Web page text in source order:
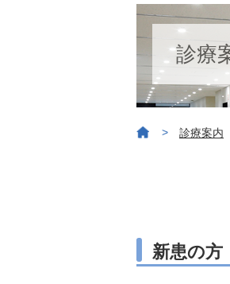
診療
> 診療案内
新患の方